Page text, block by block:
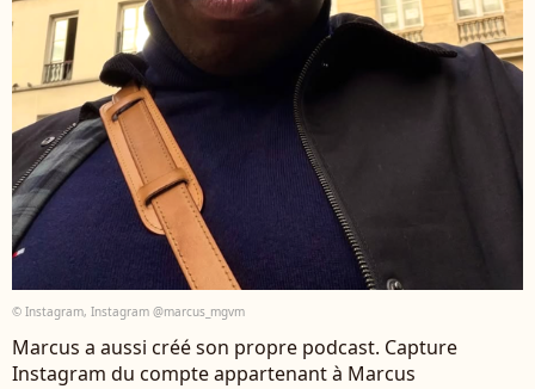
© Instagram, Instagram @marcus_mgvm
Marcus a aussi créé son propre podcast. Capture
Instagram du compte appartenant à Marcus